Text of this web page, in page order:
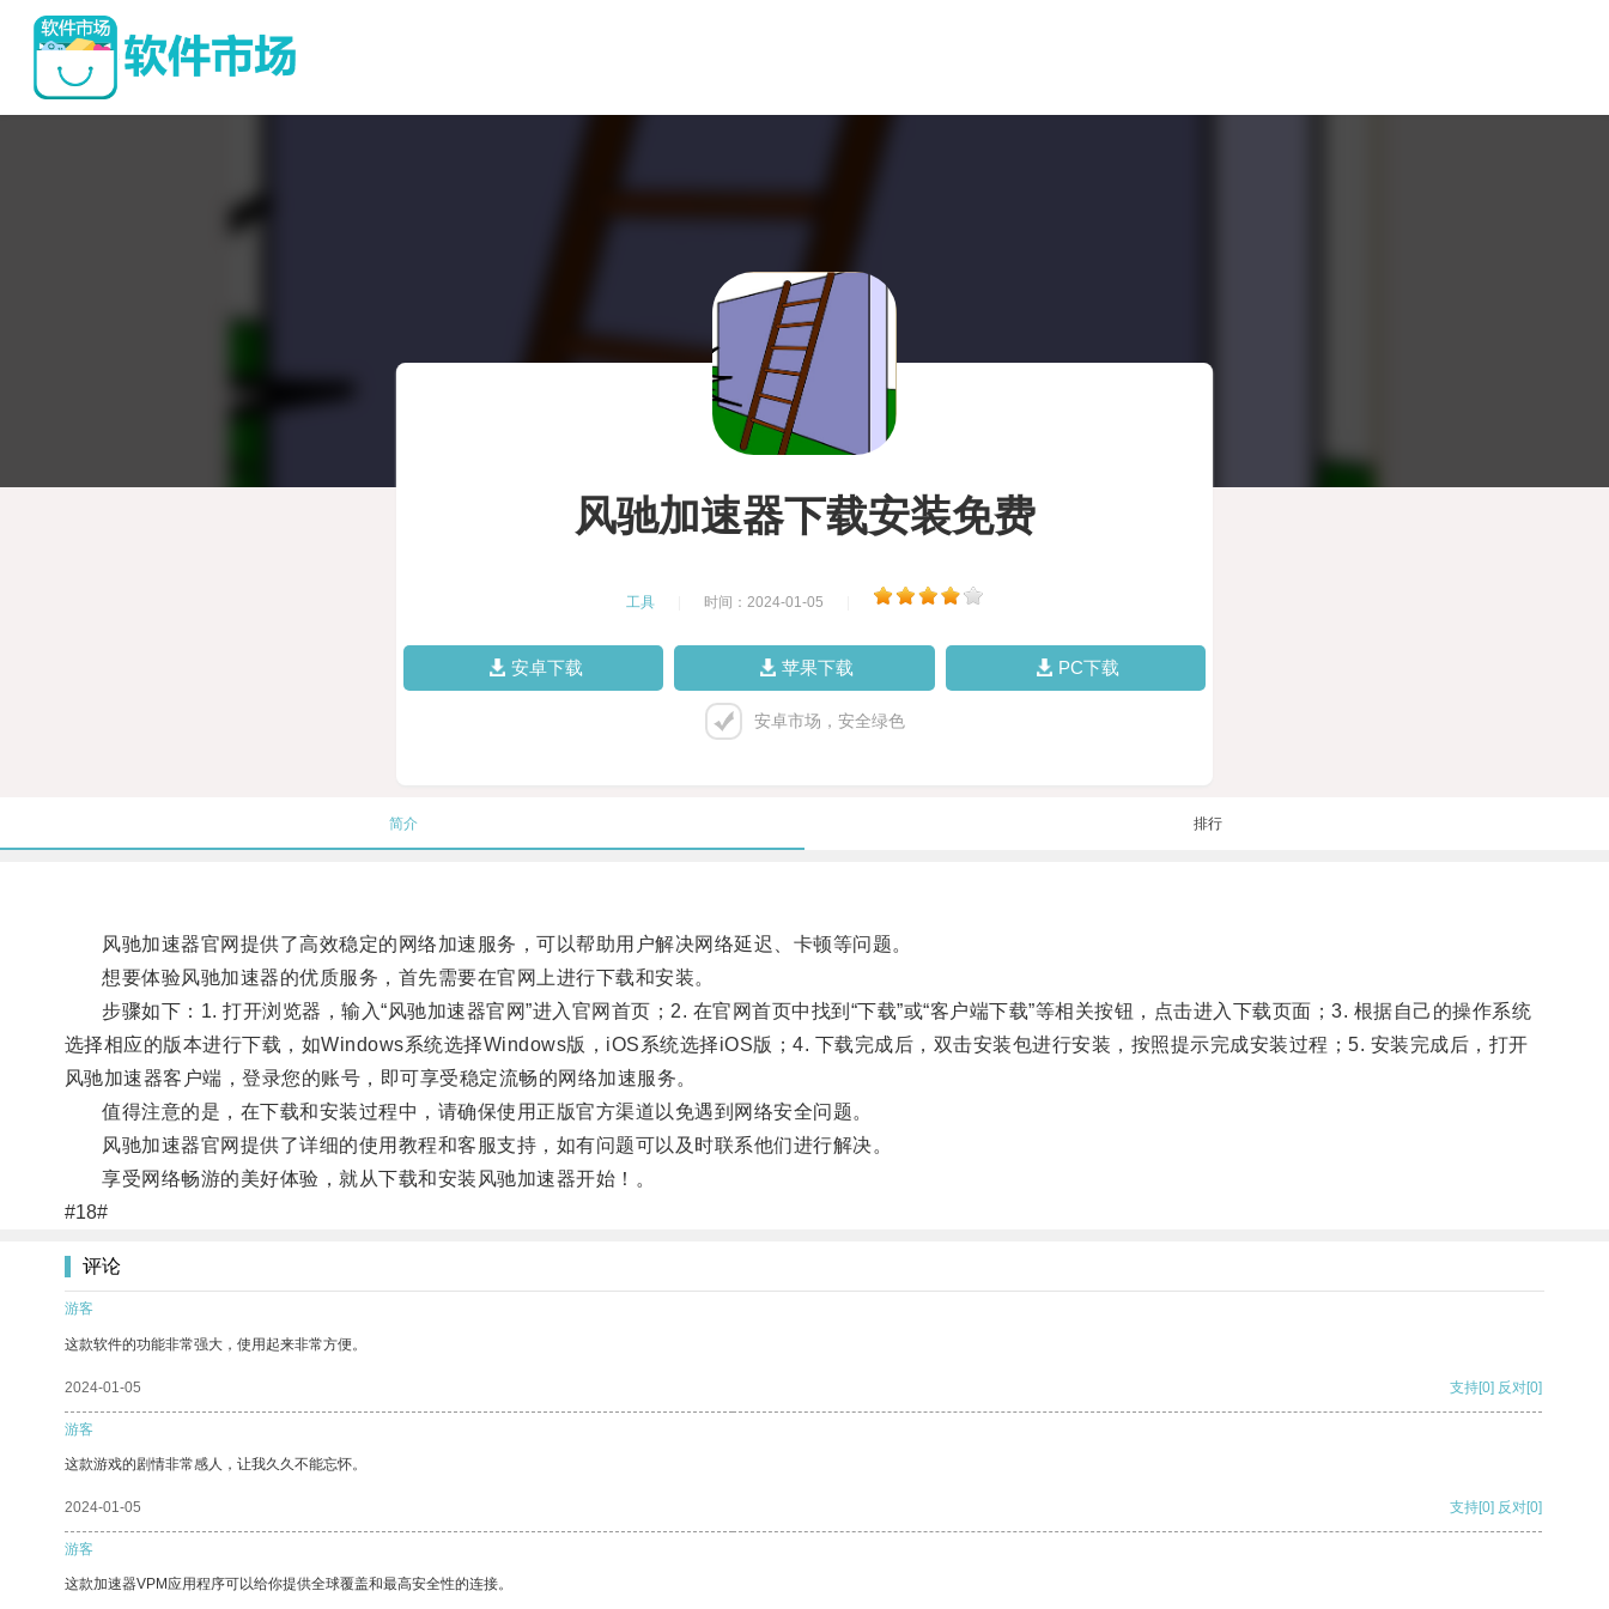
风驰加速器下载安装免费
工具 时间：2024-01-05
安卓下载 苹果下载 PC下载
安卓市场，安全绿色
简介 排行
风驰加速器官网提供了高效稳定的网络加速服务，可以帮助用户解决网络延迟、卡顿等问题。
想要体验风驰加速器的优质服务，首先需要在官网上进行下载和安装。
步骤如下：1. 打开浏览器，输入“风驰加速器官网”进入官网首页；2. 在官网首页中找到“下载”或“客户端下载”等相关按钮，点击进入下载页面；3. 根据自己的操作系统
选择相应的版本进行下载，如Windows系统选择Windows版，iOS系统选择iOS版；4. 下载完成后，双击安装包进行安装，按照提示完成安装过程；5. 安装完成后，打开
风驰加速器客户端，登录您的账号，即可享受稳定流畅的网络加速服务。
值得注意的是，在下载和安装过程中，请确保使用正版官方渠道以免遇到网络安全问题。
风驰加速器官网提供了详细的使用教程和客服支持，如有问题可以及时联系他们进行解决。
享受网络畅游的美好体验，就从下载和安装风驰加速器开始！。
#18#
评论
游客
这款软件的功能非常强大，使用起来非常方便。
2024-01-05 支持[0] 反对[0]
游客
这款游戏的剧情非常感人，让我久久不能忘怀。
2024-01-05 支持[0] 反对[0]
游客
这款加速器VPM应用程序可以给你提供全球覆盖和最高安全性的连接。